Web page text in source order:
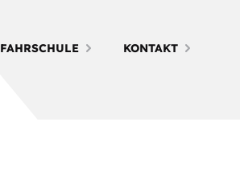
FAHRSCHULE KONTAKT